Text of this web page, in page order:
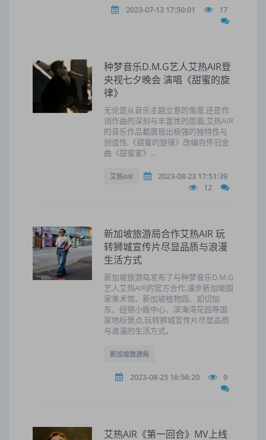
2023-07-13 17:50:01 17
种梦音乐D.M.G艺人艾热AIR登
央视七夕晚会 演唱《甜蜜的旋
律》
无论是从音乐主题立意的角度,还是作
词作曲的深刻与丰富性的层面,艾热AIR
的音乐作品都展现出极强的独特性与
创造性,《甜蜜的旋律》改编自怀旧金
曲《甜蜜蜜》...
艾热AIR
2023-08-23 17:51:39
12
新加坡旅游局合作艾热AIR 玩
转狮城宣传片尽显品质与浪漫
生活方式
新加坡旅游局发布了与种梦音乐D.M.G
艺人艾热AIR的官方合作,漫步新加坡国
家美术馆、新加坡植物园、如切加
东、纽顿小贩中心、滨海湾花园等国
家地标景点,玩转狮城宣传片尽显品质
与浪漫的生活方式。
新加坡旅游局
2023-08-25 16:56:20 9
艾热AIR《第一回合》MV上线